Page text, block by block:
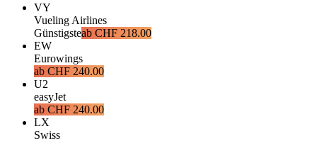
VY
Vueling Airlines
Günstigsteab CHF 218.00
EW
Eurowings
ab CHF 240.00
U2
easyJet
ab CHF 240.00
LX
Swiss